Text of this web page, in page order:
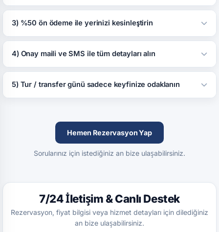
3) %50 ön ödeme ile yerinizi kesinleştirin
4) Onay maili ve SMS ile tüm detayları alın
5) Tur / transfer günü sadece keyfinize odaklanın
Hemen Rezervasyon Yap
Sorularınız için istediğiniz an bize ulaşabilirsiniz.
7/24 İletişim & Canlı Destek
Rezervasyon, fiyat bilgisi veya hizmet detayları için dilediğiniz
an bize ulaşabilirsiniz.